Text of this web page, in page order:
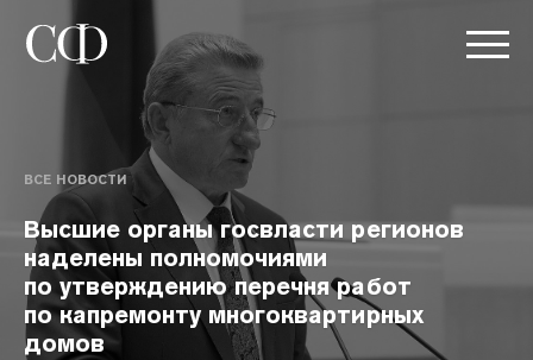
ВСЕ НОВОСТИ
Высшие органы госвласти регионов
наделены полномочиями
по утверждению перечня работ
по капремонту многоквартирных
домов